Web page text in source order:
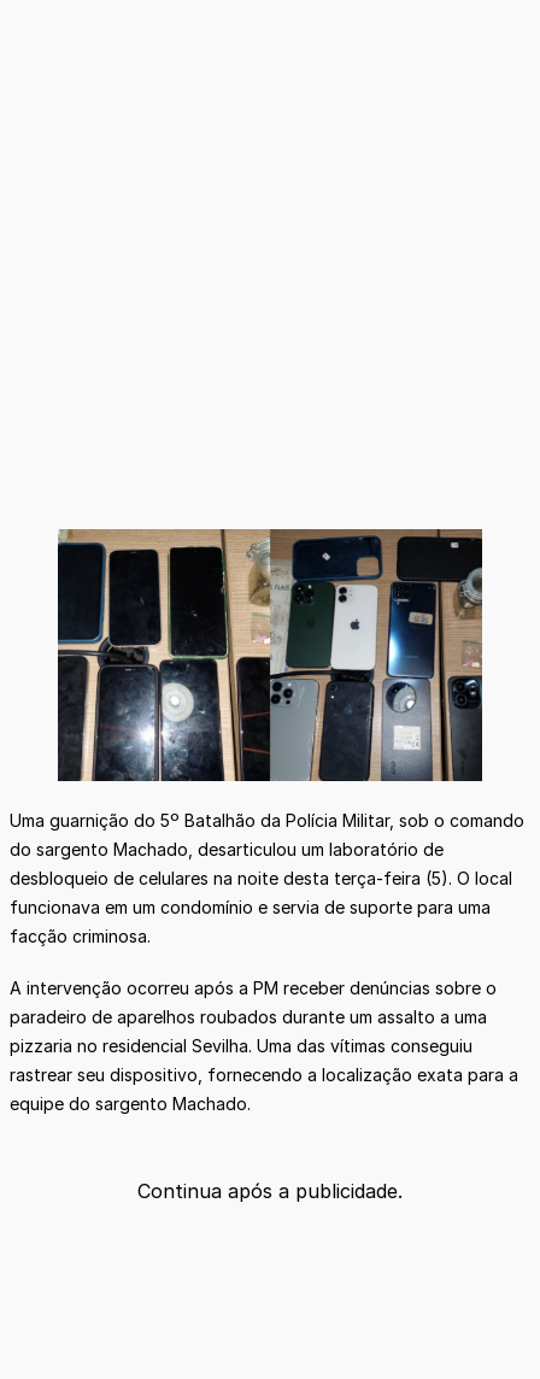
Uma guarnição do 5º Batalhão da Polícia Militar, sob o comando
do sargento Machado, desarticulou um laboratório de
desbloqueio de celulares na noite desta terça-feira (5). O local
funcionava em um condomínio e servia de suporte para uma
facção criminosa.
A intervenção ocorreu após a PM receber denúncias sobre o
paradeiro de aparelhos roubados durante um assalto a uma
pizzaria no residencial Sevilha. Uma das vítimas conseguiu
rastrear seu dispositivo, fornecendo a localização exata para a
equipe do sargento Machado.
Continua após a publicidade.